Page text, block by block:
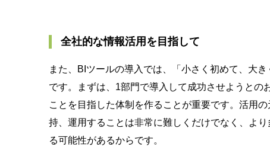
全社的な情報活用を目指して
また、BIツールの導入では、「小さく初めて、大
です。まずは、1部門で導入して成功させようと
ことを目指した体制を作ることが重要です。活用
持、運用することは非常に難しくだけでなく、よ
る可能性があるからです。